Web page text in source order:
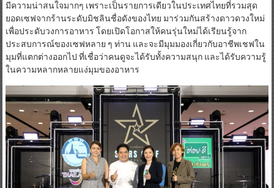
มีความน่าสนใจมากๆ เพราะเป็นรายการเดียวในประเทศไทยที่รวมสุด
ยอดเซฟจากร้านระดับมิชลินชื่อดังของไทย มาร่วมกันสร้างดาวดวงใหม่
เพื่อประดับวงการอาหาร โดยเปิดโอกาสให้คนรุ่นใหม่ได้เรียนรู้จาก
ประสบการณ์ของเซฟหลาย ๆ ท่าน และจะมีมุมมองเกี่ยวกับอาชีพเชฟใน
มุมที่แตกต่างออกไป ที่เชื่อว่าคนดูจะได้รับทั้งความสนุก และได้รับความรู้
ในความหลากหลายแง่มุมของอาหาร